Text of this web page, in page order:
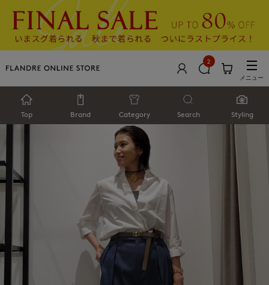
2
メニュー
Top Brand Category Search Styling